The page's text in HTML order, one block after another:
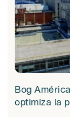
Bog
optimiza la